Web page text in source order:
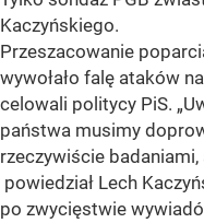
Kaczyńskiego.
Przeszacowanie
wywołało falę ataków
celowali politycy PiS.
państwa musimy
rzeczywiście
powiedział Lech
po zwycięstwie